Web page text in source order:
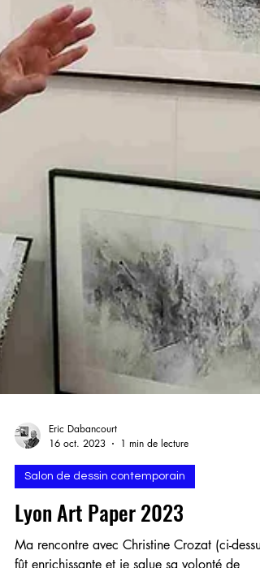
Eric Dabancourt
16 oct. 2023
1 min de lecture
Salon de dessin contemporain
Lyon Art Paper 2023